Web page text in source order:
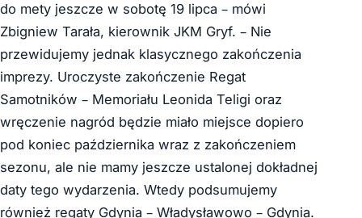
do mety jeszcze w sobotę 19 lipca – mówi
Zbigniew Tarała, kierownik JKM Gryf. – Nie
przewidujemy jednak klasycznego zakończenia
imprezy. Uroczyste zakończenie Regat
Samotników – Memoriału Leonida Teligi oraz
wręczenie nagród będzie miało miejsce dopiero
pod koniec października wraz z zakończeniem
sezonu, ale nie mamy jeszcze ustalonej dokładnej
daty tego wydarzenia. Wtedy podsumujemy
również regaty Gdynia – Władysławowo – Gdynia.